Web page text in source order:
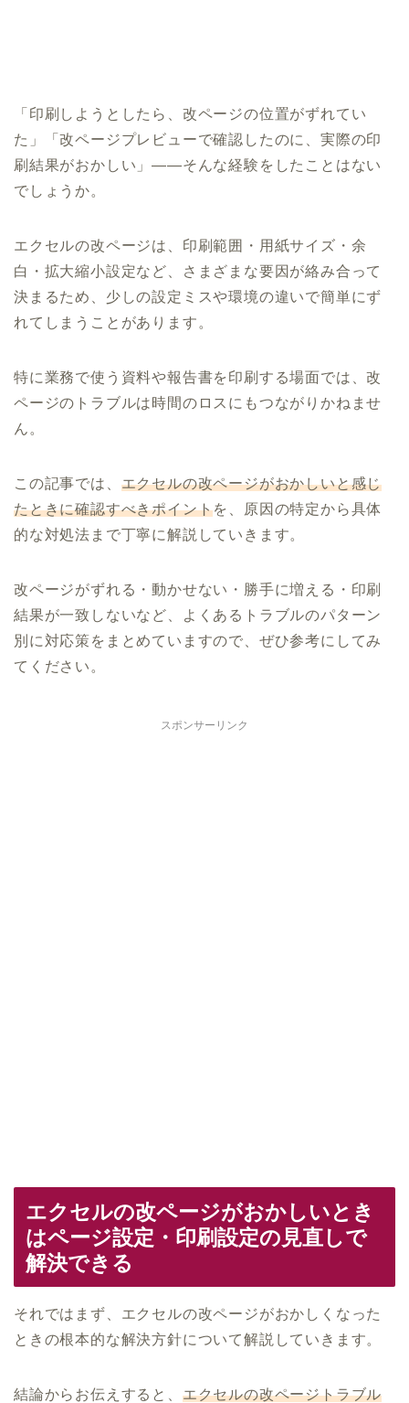
「印刷しようとしたら、改ページの位置がずれてい
た」「改ページプレビューで確認したのに、実際の印
刷結果がおかしい」――そんな経験をしたことはない
でしょうか。
エクセルの改ページは、印刷範囲・用紙サイズ・余
白・拡大縮小設定など、さまざまな要因が絡み合って
決まるため、少しの設定ミスや環境の違いで簡単にず
れてしまうことがあります。
特に業務で使う資料や報告書を印刷する場面では、改
ページのトラブルは時間のロスにもつながりかねませ
ん。
この記事では、 エクセルの改ページがおかしいと感じ
たときに確認すべきポイントを、原因の特定から具体
的な対処法まで丁寧に解説していきます。
改ページがずれる・動かせない・勝手に増える・印刷
結果が一致しないなど、よくあるトラブルのパターン
別に対応策をまとめていますので、ぜひ参考にしてみ
てください。
スポンサーリンク
エクセルの改ページがおかしいとき
はページ設定・印刷設定の見直しで
解決できる
それではまず、エクセルの改ページがおかしくなった
ときの根本的な解決方針について解説していきます。
結論からお伝えすると、 エクセルの改ページトラブル